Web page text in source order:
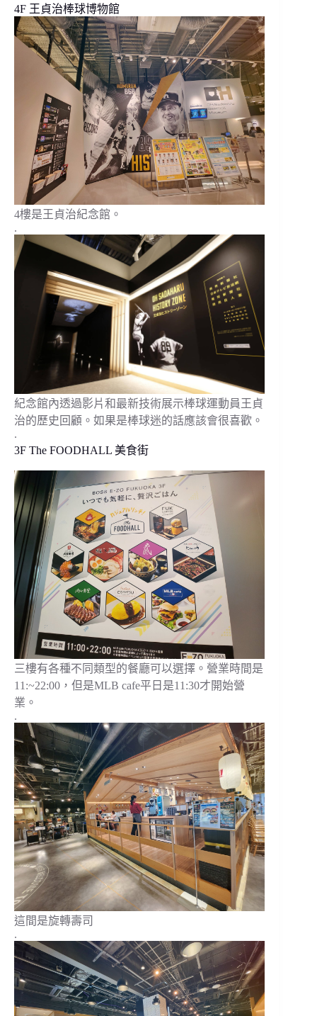
4F 王貞治棒球博物館
4樓是王貞治紀念館。
.
紀念館內透過影片和最新技術展示棒球運動員王貞
治的歷史回顧。如果是棒球迷的話應該會很喜歡。
.
3F The FOODHALL 美食街
三樓有各種不同類型的餐廳可以選擇。營業時間是
11:~22:00，但是MLB cafe平日是11:30才開始營
業。
.
這間是旋轉壽司
.